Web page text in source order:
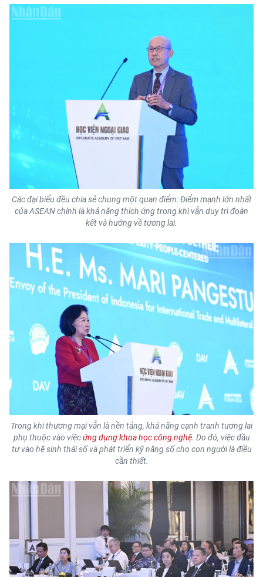
Chuyên trang Hà Nội
Chuyên trang TP. Hồ Chí Minh
CÁC CHUYÊN TRANG
VỀ BÁO NHÂN DÂN
THỜI NAY
NHÂN DÂN CUỐI TUẦN
NHÂN DÂN HẰNG THÁNG
MUA BÁO
ĐỌC BÁO IN
ENGLISH
FRANÇAIS
ESPAÑOL
Các đại biểu đều chia sẻ chung một quan điểm: Điểm mạnh lớn nhất
của ASEAN chính là khả năng thích ứng trong khi vẫn duy trì đoàn
kết và hướng về tương lai.
Trong khi thương mại vẫn là nền tảng, khả năng cạnh tranh tương lai
phụ thuộc vào việcứng dụng khoa học công nghệ. Do đó, việc đầu
tư vào hệ sinh thái số và phát triển kỹ năng số cho con người là điều
cần thiết.